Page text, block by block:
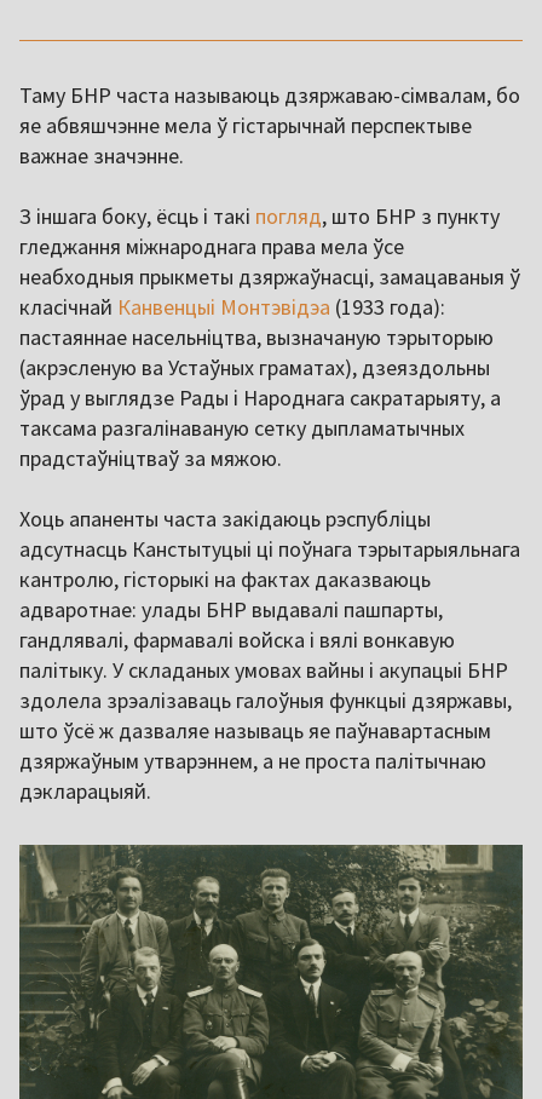
Таму БНР часта называюць дзяржаваю-сімвалам, бо
яе абвяшчэнне мела ў гістарычнай перспектыве
важнае значэнне.
З іншага боку, ёсць і такі погляд, што БНР з пункту
гледжання міжнароднага права мела ўсе
неабходныя прыкметы дзяржаўнасці, замацаваныя ў
класічнай Канвенцыі Монтэвідэа (1933 года):
пастаяннае насельніцтва, вызначаную тэрыторыю
(акрэсленую ва Устаўных граматах), дзеяздольны
ўрад у выглядзе Рады і Народнага сакратарыяту, а
таксама разгалінаваную сетку дыпламатычных
прадстаўніцтваў за мяжою.
Хоць апаненты часта закідаюць рэспубліцы
адсутнасць Канстытуцыі ці поўнага тэрытарыяльнага
кантролю, гісторыкі на фактах даказваюць
адваротнае: улады БНР выдавалі пашпарты,
гандлявалі, фармавалі войска і вялі вонкавую
палітыку. У складаных умовах вайны і акупацыі БНР
здолела зрэалізаваць галоўныя функцыі дзяржавы,
што ўсё ж дазваляе называць яе паўнавартасным
дзяржаўным утварэннем, а не проста палітычнаю
дэкларацыяй.